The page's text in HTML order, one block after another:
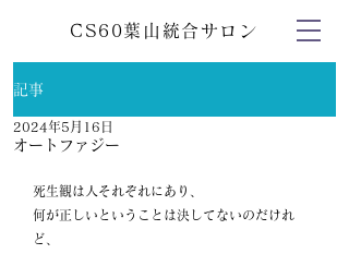
CS60葉山統合サロン
記事
オートファジー
2024年5月16日
死生観は人それぞれにあり、
何が正しいということは決してないのだけれ
ど、